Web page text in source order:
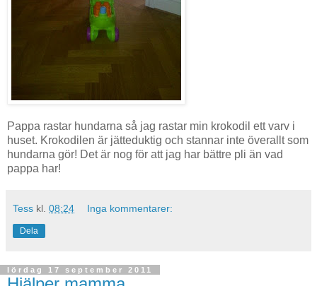
Pappa rastar hundarna så jag rastar min krokodil ett varv i
huset. Krokodilen är jätteduktig och stannar inte överallt som
hundarna gör! Det är nog för att jag har bättre pli än vad
pappa har!
Tess kl. 08:24 Inga kommentarer:
Dela
lördag 17 september 2011